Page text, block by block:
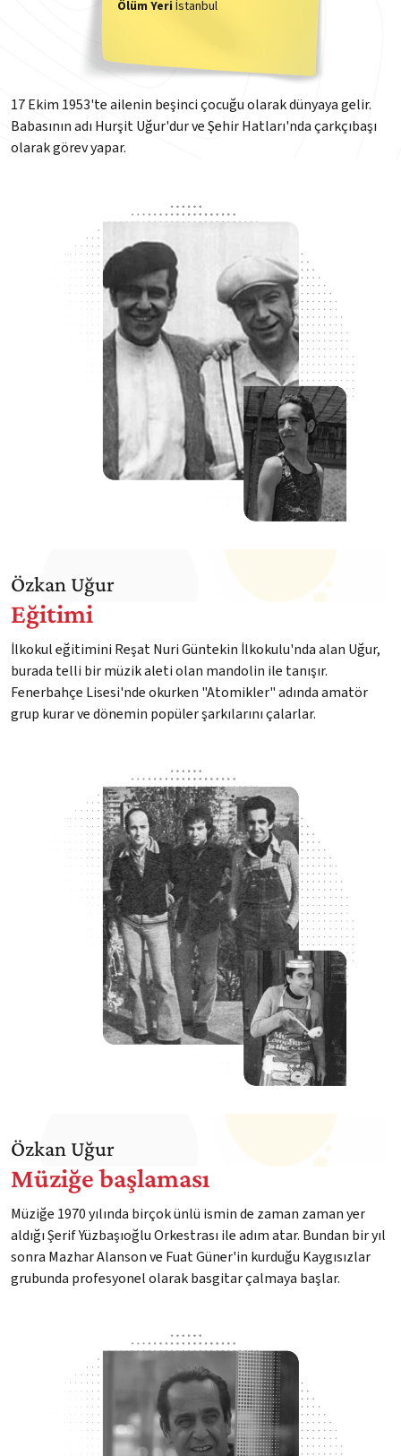
Ölüm Yeriİstanbul
17 Ekim 1953'te ailenin beşinci çocuğu olarak dünyaya gelir.
Babasının adı Hurşit Uğur'dur ve Şehir Hatları'nda çarkçıbaşı
olarak görev yapar.
Özkan Uğur
Eğitimi
İlkokul eğitimini Reşat Nuri Güntekin İlkokulu'nda alan Uğur,
burada telli bir müzik aleti olan mandolin ile tanışır.
Fenerbahçe Lisesi'nde okurken "Atomikler" adında amatör
grup kurar ve dönemin popüler şarkılarını çalarlar.
Özkan Uğur
Müziğe başlaması
Müziğe 1970 yılında birçok ünlü ismin de zaman zaman yer
aldığı Şerif Yüzbaşıoğlu Orkestrası ile adım atar. Bundan bir yıl
sonra Mazhar Alanson ve Fuat Güner'in kurduğu Kaygısızlar
grubunda profesyonel olarak basgitar çalmaya başlar.